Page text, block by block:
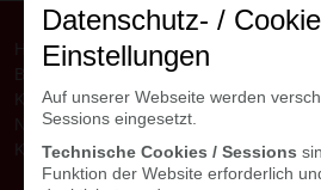
Home
Kunden
Niederlassungen
Kontakt
Datenschutz- /
Einstellungen
Auf unserer Webseite werden
Sessions eingesetzt.
Technische Cookies / Sessions
Funktion der Website erforderlich